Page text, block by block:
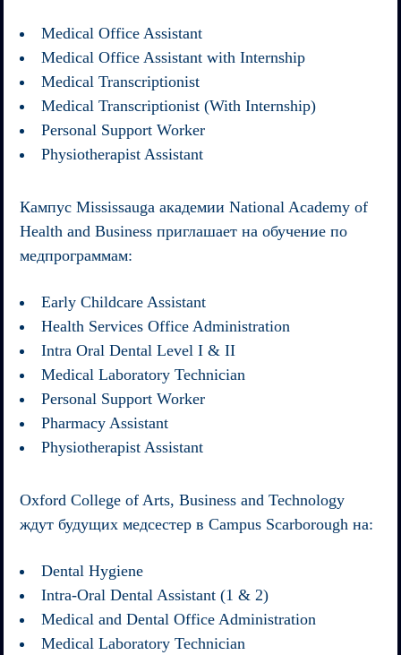
Medical Office Assistant
Medical Office Assistant with Internship
Medical Transcriptionist
Medical Transcriptionist (With Internship)
Personal Support Worker
Physiotherapist Assistant
Кампус Mississauga академииNational Academy of
Health and Businessприглашает на обучение по
медпрограммам:
Early Childcare Assistant
Health Services Office Administration
Intra Oral Dental Level I & II
Medical Laboratory Technician
Personal Support Worker
Pharmacy Assistant
Physiotherapist Assistant
Oxford College of Arts, Business and Technology
ждут будущих медсестер в Campus Scarborough на:
Dental Hygiene
Intra-Oral Dental Assistant (1 & 2)
Medical and Dental Office Administration
Medical Laboratory Technician